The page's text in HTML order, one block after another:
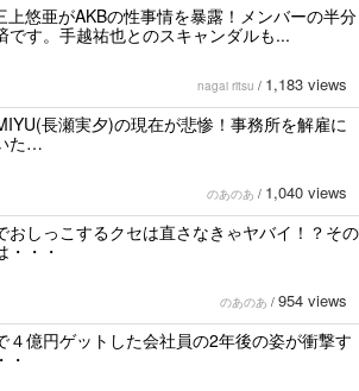
上悠亜がAKBの性事情を暴露！メンバーの半分
です。手越祐也とのスキャンダルも...
nagai ritsu / 1,183 views
長瀬実夕)の現在が悲惨！事務所を解雇に
た…
のあのあ / 1,040 views
おしっこするクセは直さなきゃヤバイ！？その
・・・
のあのあ / 954 views
４億円ゲットした会社員の2年後の姿が衝撃す
・